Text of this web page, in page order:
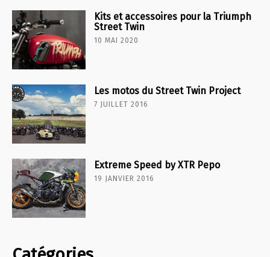
Kits et accessoires pour la Triumph
Street Twin
10 MAI 2020
Les motos du Street Twin Project
7 JUILLET 2016
Extreme Speed by XTR Pepo
19 JANVIER 2016